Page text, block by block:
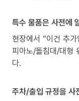
특수 물품은 사전에
현장에서 “이건 추
피아노/돌침대/대형
다.
주차/출입 규정을 사